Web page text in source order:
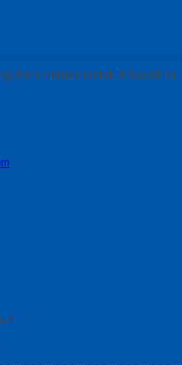
kami melalui kontak di bawah ini.